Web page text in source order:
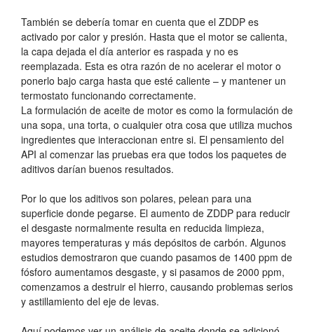
También se debería tomar en cuenta que el ZDDP es
activado por calor y presión. Hasta que el motor se calienta,
la capa dejada el día anterior es raspada y no es
reemplazada. Esta es otra razón de no acelerar el motor o
ponerlo bajo carga hasta que esté caliente – y mantener un
termostato funcionando correctamente.
La formulación de aceite de motor es como la formulación de
una sopa, una torta, o cualquier otra cosa que utiliza muchos
ingredientes que interaccionan entre si. El pensamiento del
API al comenzar las pruebas era que todos los paquetes de
aditivos darían buenos resultados.
Por lo que los aditivos son polares, pelean para una
superficie donde pegarse. El aumento de ZDDP para reducir
el desgaste normalmente resulta en reducida limpieza,
mayores temperaturas y más depósitos de carbón. Algunos
estudios demostraron que cuando pasamos de 1400 ppm de
fósforo aumentamos desgaste, y si pasamos de 2000 ppm,
comenzamos a destruir el hierro, causando problemas serios
y astillamiento del eje de levas.